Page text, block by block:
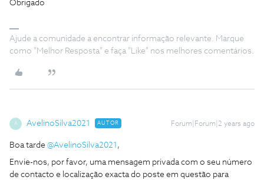
Obrigado
Ajude a comunidade a encontrar informação relevante. Marque
como "Melhor Resposta" e faça "Like" nos melhores comentários.
A AvelinoSilva2021 AUTOR Forum|Forum|2 years ago
Boa tarde @AvelinoSilva2021 ,
Envie-nos, por favor, uma mensagem privada com o seu número
de contacto e localização exacta do poste em questão para